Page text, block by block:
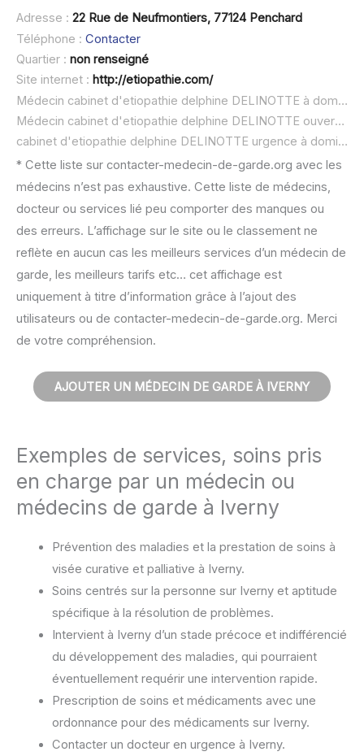
Adresse : 22 Rue de Neufmontiers, 77124 Penchard
Téléphone : Contacter
Quartier : non renseigné
Site internet : http://etiopathie.com/
Médecin cabinet d'etiopathie delphine DELINOTTE à domicile :
Médecin cabinet d'etiopathie delphine DELINOTTE ouvert dimanche :
cabinet d'etiopathie delphine DELINOTTE urgence à domicile ou SOS médecin :
* Cette liste sur contacter-medecin-de-garde.org avec les
médecins n’est pas exhaustive. Cette liste de médecins,
docteur ou services lié peu comporter des manques ou
des erreurs. L’affichage sur le site ou le classement ne
reflète en aucun cas les meilleurs services d’un médecin de
garde, les meilleurs tarifs etc… cet affichage est
uniquement à titre d’information grâce à l’ajout des
utilisateurs ou de contacter-medecin-de-garde.org. Merci
de votre compréhension.
AJOUTER UN MÉDECIN DE GARDE À IVERNY
Exemples de services, soins pris
en charge par un médecin ou
médecins de garde à Iverny
Prévention des maladies et la prestation de soins à
visée curative et palliative à Iverny.
Soins centrés sur la personne sur Iverny et aptitude
spécifique à la résolution de problèmes.
Intervient à Iverny d’un stade précoce et indifférencié
du développement des maladies, qui pourraient
éventuellement requérir une intervention rapide.
Prescription de soins et médicaments avec une
ordonnance pour des médicaments sur Iverny.
Contacter un docteur en urgence à Iverny.